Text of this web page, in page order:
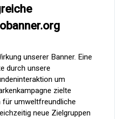
unserer Banner. Eine
durch unsere
um
zielte
umweltfreundliche
neue Zielgruppen